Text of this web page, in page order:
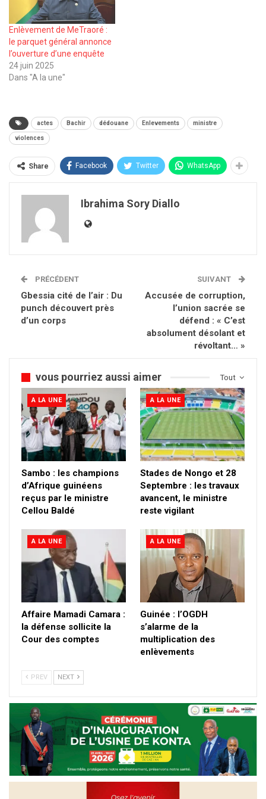
Enlèvement de MeTraoré :
le parquet général annonce
l’ouverture d’une enquête
24 juin 2025
Dans "A la une"
actes Bachir dédouane Enlevements ministre
violences
Share Facebook Twitter WhatsApp
Ibrahima Sory Diallo
PRÉCÉDENT
Gbessia cité de l’air : Du
punch découvert près
d’un corps
SUIVANT
Accusée de corruption,
l’union sacrée se
défend : « C’est
absolument désolant et
révoltant… »
Tout
vous pourriez aussi aimer
A LA UNE
Sambo : les champions
d’Afrique guinéens
reçus par le ministre
Cellou Baldé
A LA UNE
Stades de Nongo et 28
Septembre : les travaux
avancent, le ministre
reste vigilant
A LA UNE
Affaire Mamadi Camara :
la défense sollicite la
Cour des comptes
A LA UNE
Guinée : l’OGDH
s’alarme de la
multiplication des
enlèvements
PREV NEXT